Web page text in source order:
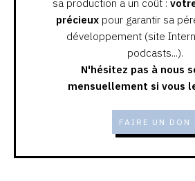
sa production a un coût :
précieuxpour garantir sa
développement (site
podcasts...).
N'hésitez pas à nous
mensuellement si vous
FAIRE UN DON